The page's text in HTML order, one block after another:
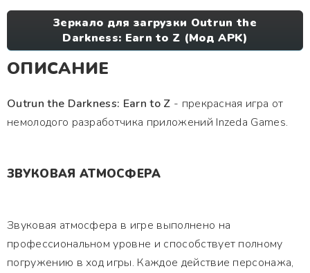
Зеркало для загрузки Outrun the
Darkness: Earn to Z (Мод APK)
ОПИСАНИЕ
Outrun the Darkness: Earn to Z - прекрасная игра от
немолодого разработчика приложений Inzeda Games.
ЗВУКОВАЯ АТМОСФЕРА
Звуковая атмосфера в игре выполнено на
профессиональном уровне и способствует полному
погружению в ход игры. Каждое действие персонажа,